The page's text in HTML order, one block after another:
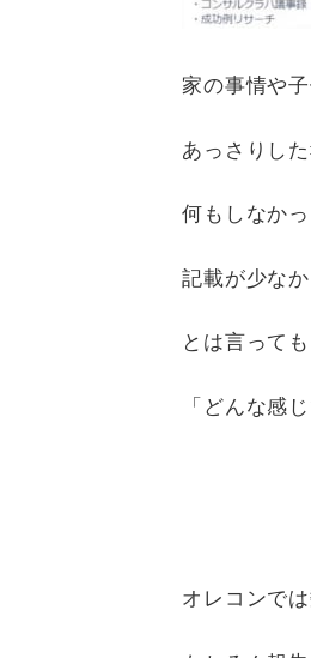
家の事情や
あっさりし
何もしなか
記載が少な
とは言って
「どんな感
オレコンで